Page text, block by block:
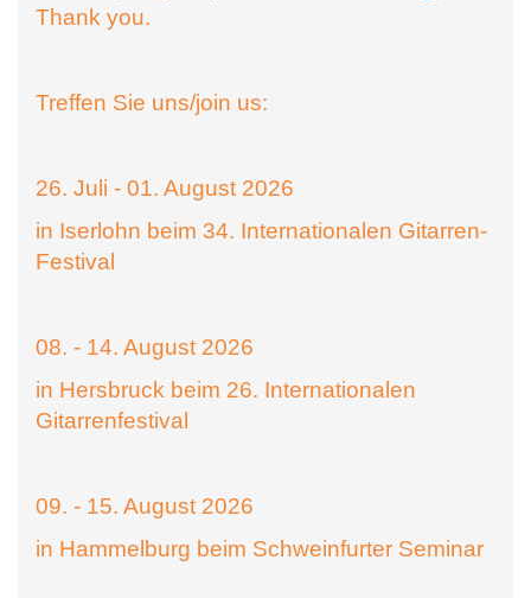
Thank you.
Treffen Sie uns/join us:
26. Juli - 01. August 2026
in Iserlohn beim 34. Internationalen Gitarren-
Festival
08. - 14. August 2026
in Hersbruck beim 26. Internationalen
Gitarrenfestival
09. - 15. August 2026
in Hammelburg beim Schweinfurter Seminar